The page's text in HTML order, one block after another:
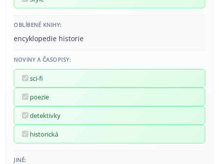
OBLÍBENÉ KNIHY:
encyklopedie historie
NOVINY A ČASOPISY:
sci-fi
poezie
detektivky
historická
JINÉ: